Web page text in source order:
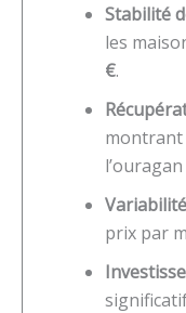
Stabilité
les
€.
montrant
prix par